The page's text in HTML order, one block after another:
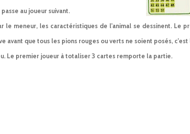
au joueur suivant.
le meneur, les caractéristiques de l'animal se dessinent. Le
avant que tous les pions rouges ou verts ne soient posés,
Le premier joueur à totaliser 3 cartes remporte la partie.